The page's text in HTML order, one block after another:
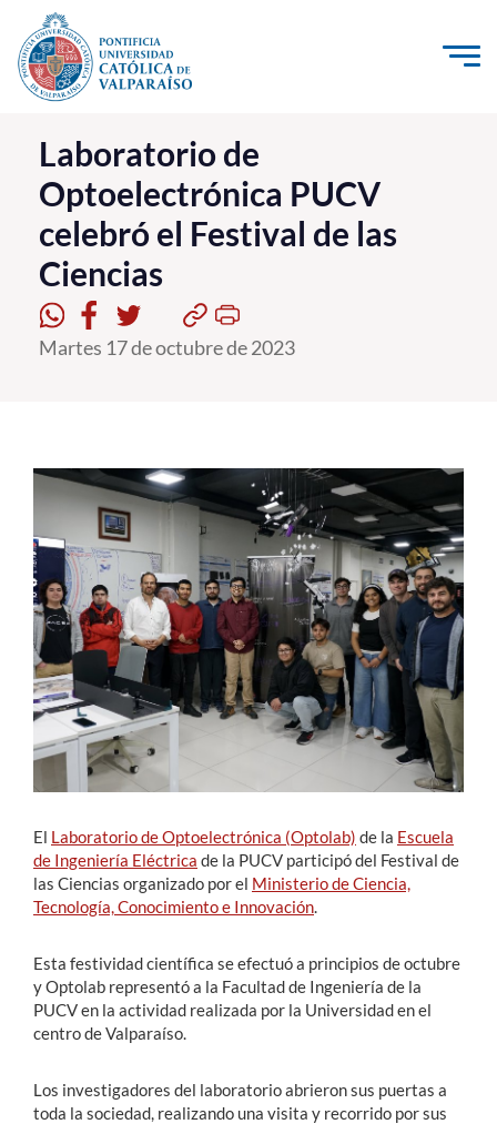
Click acá para ir directamente al contenido
La Universidad
Investigación, Creación e Innovación
PUCV Internacional
Vinculación con el Medio
Admisión
Formación Continua
Estudiantes
Académicos
Funcionarios
Alumni
English
Laboratorio de
Optoelectrónica PUCV
celebró el Festival de las
Ciencias
Martes 17 de octubre de 2023
El Laboratorio de Optoelectrónica (Optolab) de la Escuela
de Ingeniería Eléctrica de la PUCV participó del Festival de
las Ciencias organizado por el Ministerio de Ciencia,
Tecnología, Conocimiento e Innovación
Esta festividad científica se efectuó a principios de octubre
y Optolab representó a la Facultad de Ingeniería de la
PUCV en la actividad realizada por la Universidad en el
centro de Valparaíso.
Los investigadores del laboratorio abrieron sus puertas a
toda la sociedad, realizando una visita y recorrido por sus